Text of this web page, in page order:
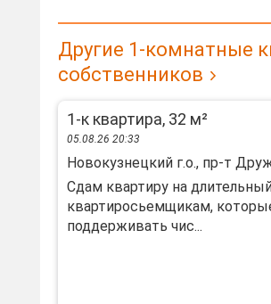
Другие 1-комнатные
собственников
1-к квартира, 32 м²
05.08.26 20:33
Новокузнецкий г.о., пр-т
Сдам квартиру на
квартиросьемщикам,
поддерживать чис...